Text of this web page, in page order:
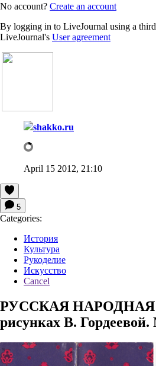
No account? Create an account
By logging in to LiveJournal using a
LiveJournal's User agreement
shakko.ru
April 15 2012, 21:10
5
Categories:
История
Культура
Рукоделие
Искусство
Cancel
РУССКАЯ
рисунках B.